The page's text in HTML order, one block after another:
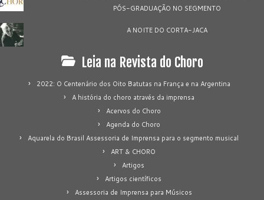
PÓS-GRADUAÇÃO NO SEGMENTO
A NOITE DO CORTA-JACA
Leia na Revista do Choro
2022: O Centenário dos Oito Batutas na França e na Argentina
A história do choro através da imprensa
Acervos do Choro
Agenda do Choro
Aquarela do Brasil Assessoria de Imprensa para o segmento musical
ART & CHORO
Artigos
Artigos científicos
Assessoria de Imprensa para Músicos